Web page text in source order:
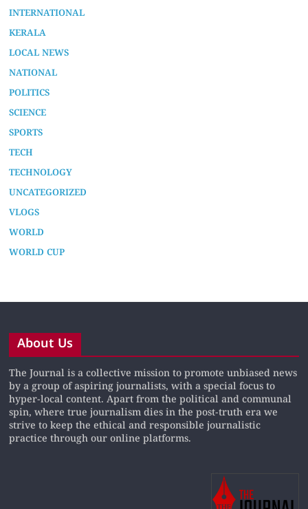
INTERNATIONAL
KERALA
LOCAL NEWS
NATIONAL
POLITICS
SCIENCE
SPORTS
TECH
TECHNOLOGY
UNCATEGORIZED
VLOGS
WORLD
WORLD CUP
About Us
The Journal is a collective mission to promote unbiased news
by a group of aspiring journalists, with a special focus to
hyper-local content. Apart from the political and communal
spin, where true journalism dies in the post-truth era we
strive to keep the ethical and responsible journalistic
practice through our online platforms.